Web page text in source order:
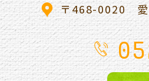
〒468-0020